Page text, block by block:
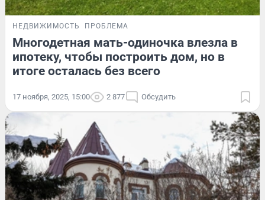
НЕДВИЖИМОСТЬ ПРОБЛЕМА
Многодетная мать-одиночка влезла в
ипотеку, чтобы построить дом, но в
итоге осталась без всего
17 ноября, 2025, 15:00 2 877 Обсудить